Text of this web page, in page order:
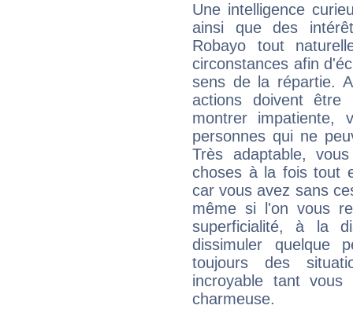
Une intelligence
ainsi que des
Robayo tout
circonstances afin
sens de la répartie.
actions doivent
montrer impatiente,
personnes qui ne
Très adaptable,
choses à la fois tout
car vous avez sans
même si l'on vous
superficialité, à la
dissimuler quelque
toujours des
incroyable tant
charmeuse.